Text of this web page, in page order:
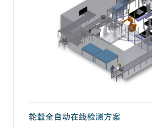
轮毂全自动在线检测方案